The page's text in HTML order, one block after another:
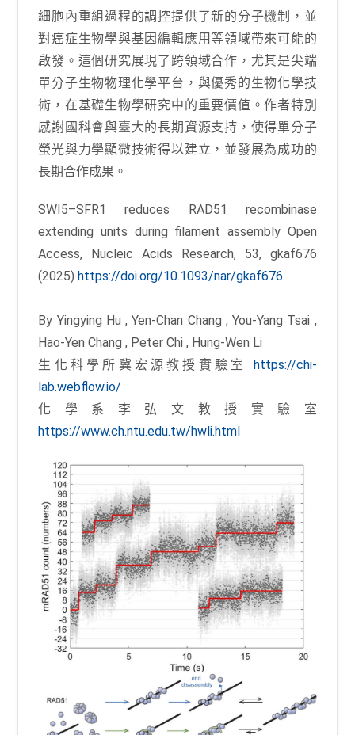
細胞內重組過程的調控提供了新的分子機制，並
對癌症生物學與基因編輯應用等領域帶來可能的
啟發。這個研究展現了跨領域合作，尤其是尖端
單分子生物物理化學平台，與優秀的生物化學技
術，在基礎生物學研究中的重要價值。作者特別
感謝國科會與臺大的長期資源支持，使得單分子
螢光與力學顯微技術得以建立，並發展為成功的
長期合作成果。
SWI5–SFR1 reduces RAD51 recombinase
extending units during filament assembly Open
Access, Nucleic Acids Research, 53, gkaf676
(2025)https://doi.org/10.1093/nar/gkaf676
By Yingying Hu , Yen-Chan Chang , You-Yang Tsai ,
Hao-Yen Chang , Peter Chi , Hung-Wen Li
生化科學所冀宏源教授實驗室 https://chi-
lab.webflow.io/
化學系李弘文教授實驗室
https://www.ch.ntu.edu.tw/hwli.html